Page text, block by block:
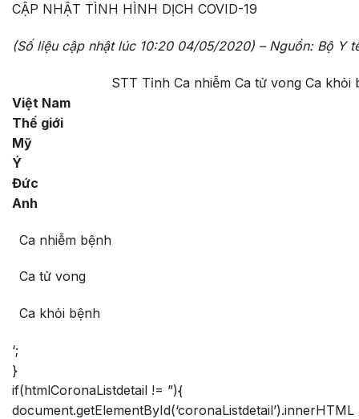
CẬP NHẬT TÌNH HÌNH DỊCH COVID-19
(Số liệu cập nhật lúc 10:2004/05/2020) – Nguồn: Bộ Y
Việt Nam
Thế giới
Mỹ
Ý
Đức
Anh
Ca nhiễm bệnh
Ca tử vong
Ca khỏi bệnh
STT Tỉnh Ca nhiễm Ca tử vong Ca khỏi
‘;
}
if(htmlCoronaListdetail != ”){
document.getElementById(‘coronaListdetail’).innerHTML